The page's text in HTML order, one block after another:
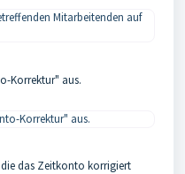
Korrektur" aus.
das Zeitkonto korrigiert